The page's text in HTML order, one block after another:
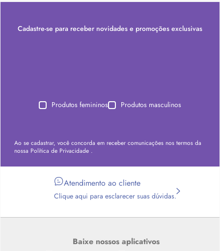
Cadastre-se para receber novidades e promoções exclusivas
Produtos femininos Produtos masculinos
Ao se cadastrar, você concorda em receber comunicações nos termos da
nossa Política de Privacidade .
Atendimento ao cliente
Clique aqui para esclarecer suas dúvidas.
Baixe nossos aplicativos